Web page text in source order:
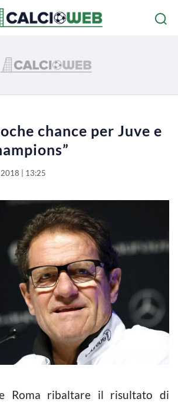
chance per Juve e
| 13:25
Roma ribaltare il risultato di